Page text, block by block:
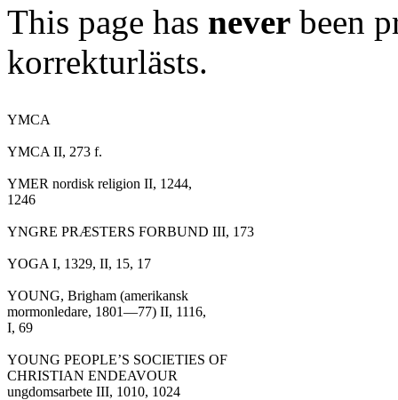
This page has never been
korrekturlästs.
YMCA
YMCA II, 273 f.
YMER nordisk religion II, 1244,
1246
YNGRE PRÆSTERS FORBUND III, 173
YOGA I, 1329, II, 15, 17
YOUNG, Brigham (amerikansk
mormonledare, 1801—77) II, 1116,
I, 69
YOUNG PEOPLE’S SOCIETIES OF
CHRISTIAN ENDEAVOUR
ungdomsarbete III, 1010, 1024